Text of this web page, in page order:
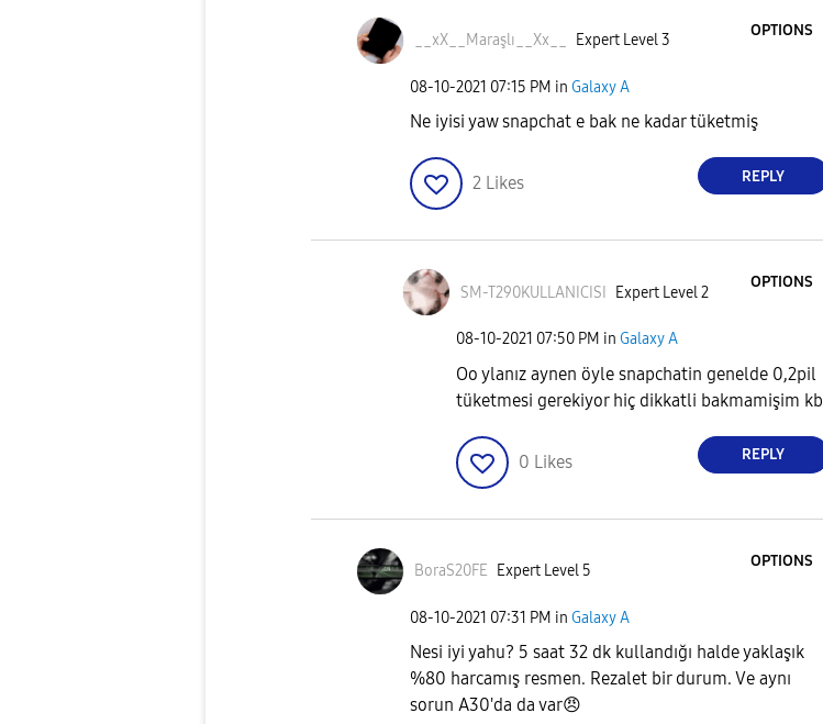
__xX__Maraşlı__ Xx__ Expert Level 3
OPTIONS
‎08-10-2021 07:15 PM in Galaxy A
Ne iyisi yaw snapchat e bak ne kadar tüketmiş
2 Likes REPLY
SM-T290KULLANIC ISI Expert Level 2
OPTIONS
‎08-10-2021 07:50 PM in Galaxy A
Oo ylanız aynen öyle snapchatin genelde 0,2pil
tüketmesi gerekiyor hiç dikkatli bakmamişim kb
0 Likes REPLY
BoraS20FE Expert Level 5
OPTIONS
‎08-10-2021 07:31 PM in Galaxy A
Nesi iyi yahu? 5 saat 32 dk kullandığı halde yaklaşık
%80 harcamış resmen. Rezalet bir durum. Ve aynı
sorun A30'da da var😠